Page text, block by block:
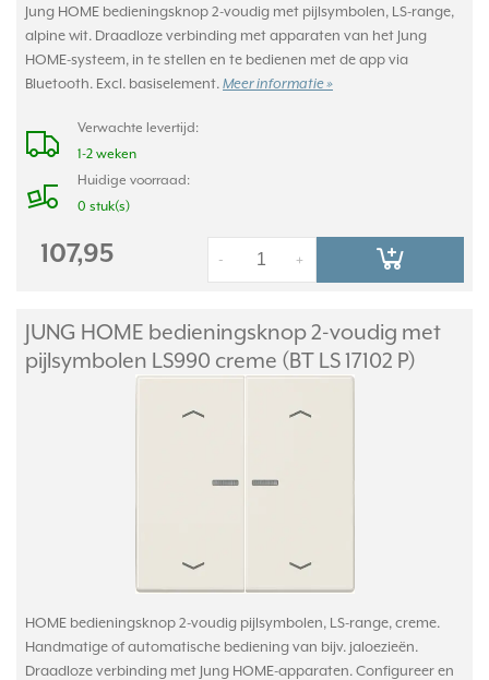
Jung HOME bedieningsknop 2-voudig met pijlsymbolen, LS-range,
alpine wit. Draadloze verbinding met apparaten van het Jung
HOME-systeem, in te stellen en te bedienen met de app via
Bluetooth. Excl. basiselement. Meer informatie »
Verwachte levertijd:
1-2 weken
Huidige voorraad:
0 stuk(s)
107,95 +
-
JUNG HOME bedieningsknop 2-voudig met
pijlsymbolen LS990 creme (BT LS 17102 P)
HOME bedieningsknop 2-voudig pijlsymbolen, LS-range, creme.
Handmatige of automatische bediening van bijv. jaloezieën.
Draadloze verbinding met Jung HOME-apparaten. Configureer en